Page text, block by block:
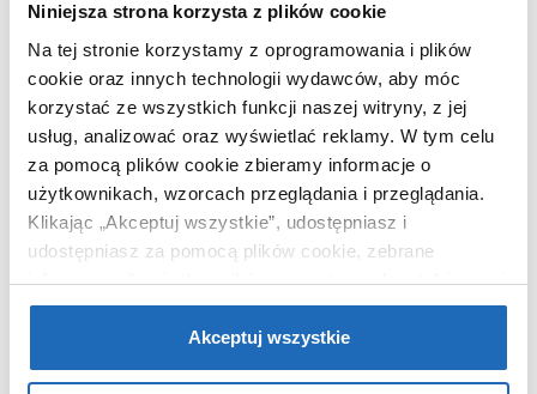
Niniejsza strona korzysta z plików cookie
Na tej stronie korzystamy z oprogramowania i plików
cookie oraz innych technologii wydawców, aby móc
korzystać ze wszystkich funkcji naszej witryny, z jej
usług, analizować oraz wyświetlać reklamy. W tym celu
za pomocą plików cookie zbieramy informacje o
użytkownikach, wzorcach przeglądania i przeglądania.
Klikając „Akceptuj wszystkie”, udostępniasz i
udostępniasz za pomocą plików cookie, zebrane
informacje dla użytkowników zewnętrznych, a także nasi
partnerzy reklamowi.Jeśli chcesz, włącz „Tylko
wymagane pliki cookie”.Pamiętaj jednak, że
zablokowane niektóre pliki cookie mogą mieć wpływ na
Akceptuj wszystkie
Wybierz wariant:
Termostat Nie
Chcesz zamówić telefonicznie?
OPIS PRODUKTU
Corsan
Seria
Kaskada